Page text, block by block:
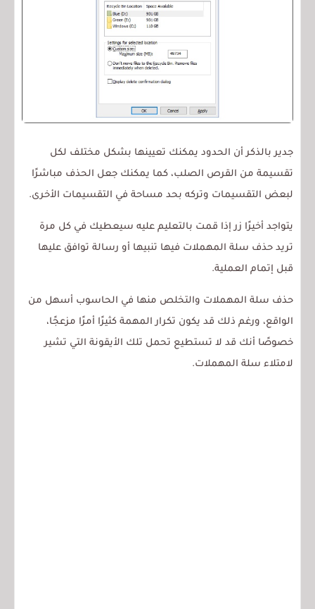
جدير بالذكر أن الحدود يمكنك تعيينها بشكل مختلف لكل
تقسيمة من القرص الصلب، كما يمكنك جعل الحذف مباشرًا
لبعض التقسيمات وتركه بحد مساحة في التقسيمات الأخرى.
يتواجد أخيرًا زر إذا قمت بالتعليم عليه سيعطيك في كل مرة
تريد حذف سلة المهملات فيها تنبيها أو رسالة توافق عليها
قبل إتمام العملية.
حذف سلة المهملات والتخلص منها في الحاسوب أسهل من
الواقع، ورغم ذلك قد يكون تكرار المهمة كثيرًا أمرًا مزعجًا،
خصوصًا أنك قد لا تستطيع تحمل تلك الأيقونة التي تشير
لامتلاء سلة المهملات.